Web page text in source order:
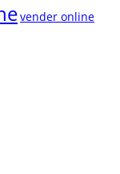
vender online